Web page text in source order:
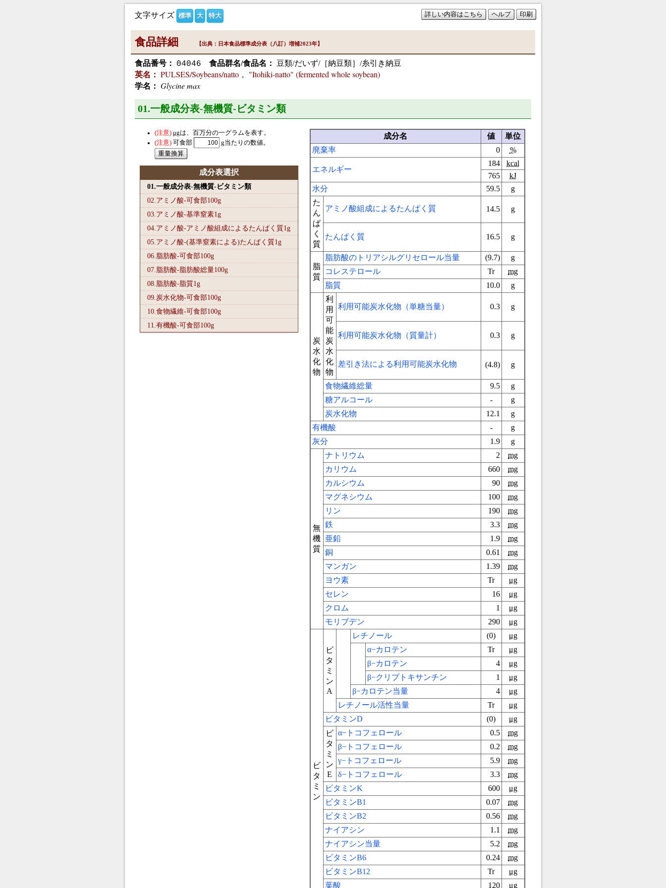
詳しい内容はこちら ヘルプ 印刷
文字サイズ 標準 大 特大
食品詳細 【出典：日本食品標準成分表（八訂）増補2023年】
食品番号： 04046 食品群名/食品名：
豆類/だいず/［納豆類］/糸引き納豆
英名： PULSES/Soybeans/natto， "Itohiki-natto" (fermented whole soybean)
学名： Glycine max
01.一般成分表-無機質-ビタミン類
μgは、百万分の一グラムを表す。
可食部
g当たりの数値。
成分表選択
01.一般成分表-無機質-ビタミン類
02.アミノ酸-可食部100g
03.アミノ酸-基準窒素1g
04.アミノ酸-アミノ酸組成によるたんぱく質1g
05.アミノ酸-(基準窒素による)たんぱく質1g
06.脂肪酸-可食部100g
07.脂肪酸-脂肪酸総量100g
08.脂肪酸-脂質1g
09.炭水化物-可食部100g
10.食物繊維-可食部100g
11.有機酸-可食部100g
成分名 値
単位
廃棄率
0 %
エネルギー
184
kcal
765
kJ
水分
59.5
g
た
ん
ぱ
く
質
アミノ酸組成によるたんぱく質 14.5 g
たんぱく質 16.5 g
脂
質
脂肪酸のトリアシルグリセロール当量 (9.7)
g
コレステロール
Tr
mg
脂質
10.0 g
炭
水
化
物
利
用
可
能
炭
水
化
物
利用可能炭水化物（単糖当量） 0.3 g
利用可能炭水化物（質量計） 0.3 g
差引き法による利用可能炭水化物 (4.8) g
食物繊維総量 9.5
g
糖アルコール
-
g
炭水化物
12.1
g
有機酸
-
g
灰分
1.9 g
無
機
質
ナトリウム 2
mg
カリウム
660
mg
カルシウム
90
mg
マグネシウム
100
mg
リン
190
mg
鉄
3.3
mg
亜鉛
1.9
mg
銅
0.61
mg
マンガン
1.39
mg
ヨウ素
Tr
μg
セレン
16
μg
クロム
1
μg
モリブデン
290 μg
ビ
タ
ミ
ン
ビ
タ
ミ
ン
A
レチノール (0)
μg
α−カロテン
Tr
μg
β−カロテン
4
μg
β−クリプトキサンチン
1
μg
β−カロテン当量
4
μg
レチノール活性当量
Tr
μg
ビタミンD
(0)
μg
ビ
タ
ミ
ン
E
α−トコフェロール 0.5
mg
β−トコフェロール
0.2
mg
γ−トコフェロール
5.9
mg
δ−トコフェロール
3.3
mg
ビタミンK
600
μg
ビタミンB1
0.07
mg
ビタミンB2
0.56
mg
ナイアシン
1.1
mg
ナイアシン当量
5.2
mg
ビタミンB6
0.24
mg
ビタミンB12
Tr
μg
葉酸
120 μg